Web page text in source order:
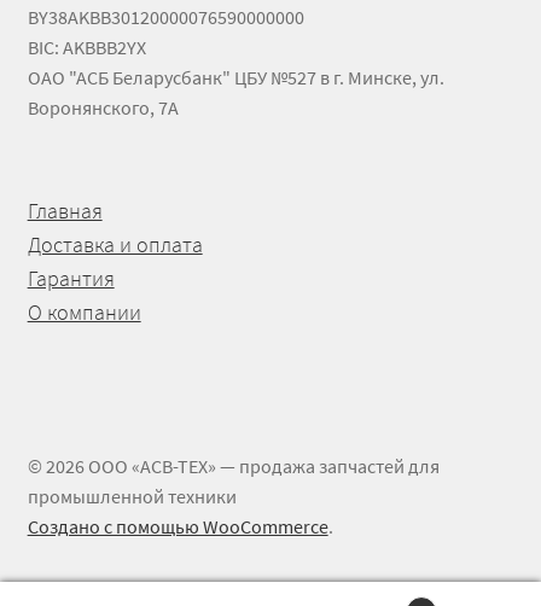
Прокладки АГУ
Прочие узлы для двигателя
Узлы МОК АГУ
BY38AKBB30120000076590000000
BIC: AKBBB2YX
ОАО "АСБ Беларусбанк" ЦБУ №527 в г. Минске, ул.
Воронянского, 7А
Главная
Доставка и оплата
Гарантия
О компании
© 2026 ООО «АСВ-ТЕХ» — продажа запчастей для
промышленной техники
Создано с помощью WooCommerce.